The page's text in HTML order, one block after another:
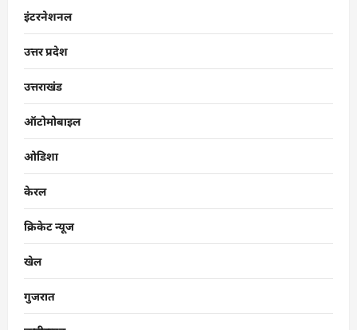
इंटरनेशनल
उत्तर प्रदेश
उत्तराखंड
ऑटोमोबाइल
ओडिशा
केरल
क्रिकेट न्यूज
खेल
गुजरात